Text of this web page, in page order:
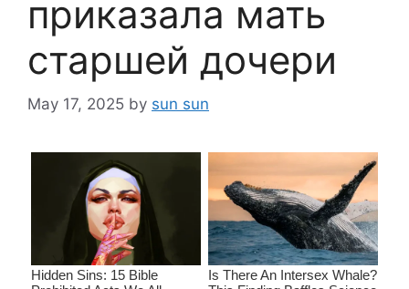
приказала мать
старшей дочери
May 17, 2025 by sun sun